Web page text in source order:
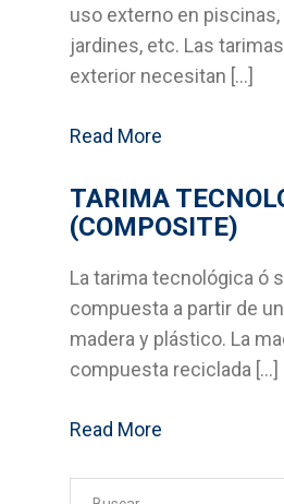
Madera para exterior y
jardinería
Estructuras y cubiertas
Medio Ambiente
Calidad
Desarrollo sostenible
uso externo en
jardines, etc. Las
exterior necesitan […]
Read More
TARIMA
(COMPOSITE)
La tarima tecnológica ó
compuesta a partir de
madera y plástico. La
compuesta reciclada […]
Read More